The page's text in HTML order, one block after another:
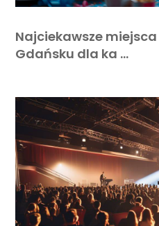
Najciekawsze
Gdańsku dla ka …